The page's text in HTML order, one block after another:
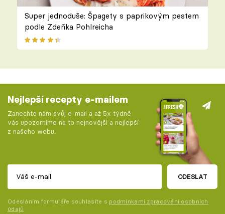
Super jednoduše: Špagety s paprikovým pestem
podle Zdeňka Pohlreicha
Nejlepší recepty e-mailem
Zanechte nám svůj e-mail a až 5x týdně
vás upozorníme na to nejnovější a nejlepší
z našeho webu.
ODESLAT
Odesláním formuláře souhlasíte s podmínkami zpracování osobních
údajů